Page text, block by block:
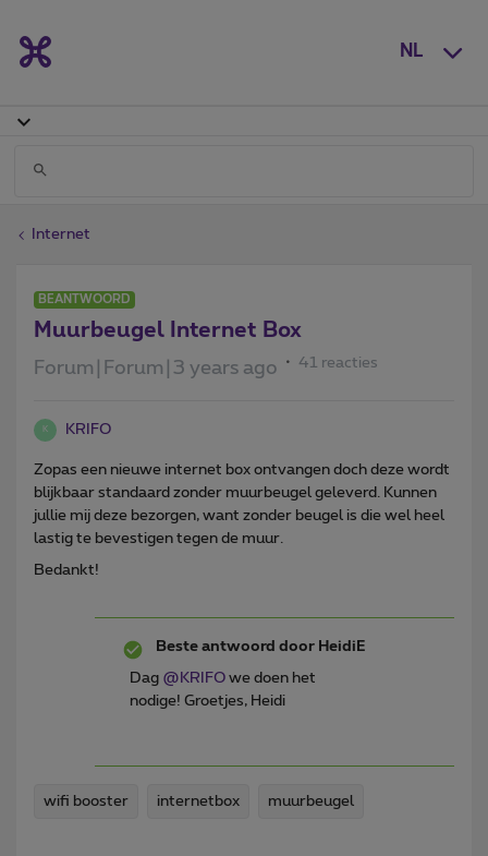
NL
Internet
BEANTWOORD
Muurbeugel Internet Box
Forum|Forum|3 years ago 41 reacties
K KRIFO
Zopas een nieuwe internet box ontvangen doch deze wordt
blijkbaar standaard zonder muurbeugel geleverd. Kunnen
jullie mij deze bezorgen, want zonder beugel is die wel heel
lastig te bevestigen tegen de muur.
Bedankt!
Beste antwoord door HeidiE
Dag @KRIFO we doen het
nodige! Groetjes, Heidi
wifi booster internetbox muurbeugel